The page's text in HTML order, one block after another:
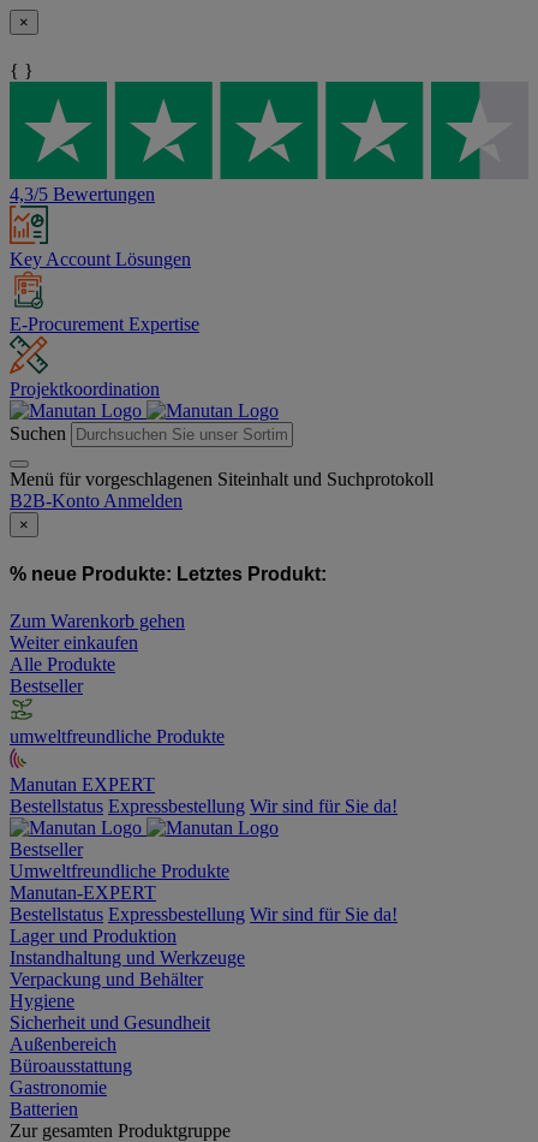
×
{ }
4,3/5 Bewertungen
Key Account Lösungen
E-Procurement Expertise
Projektkoordination
Suchen
Menü für vorgeschlagenen Siteinhalt und Suchprotokoll
B2B-Konto Anmelden
×
% neue Produkte: Letztes Produkt:
Zum Warenkorb gehen
Weiter einkaufen
Alle Produkte
Bestseller
umweltfreundliche Produkte
Manutan EXPERT
Bestellstatus Expressbestellung Wir sind für Sie da!
Bestseller
Umweltfreundliche Produkte
Manutan-EXPERT
Bestellstatus Expressbestellung Wir sind für Sie da!
Lager und Produktion
Instandhaltung und Werkzeuge
Verpackung und Behälter
Hygiene
Sicherheit und Gesundheit
Außenbereich
Büroausstattung
Gastronomie
Batterien
Zur gesamten Produktgruppe